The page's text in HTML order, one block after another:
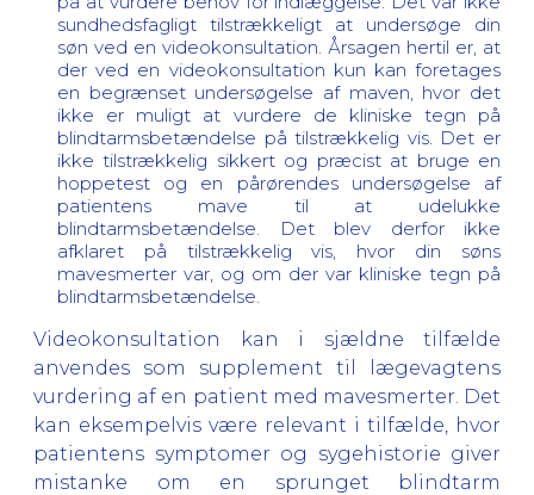
sundhedsfagligt tilstrækkeligt at undersøge din
søn ved en videokonsultation. Årsagen hertil er, at
der ved en videokonsultation kun kan foretages
en begrænset undersøgelse af maven, hvor det
ikke er muligt at vurdere de kliniske tegn på
blindtarmsbetændelse på tilstrækkelig vis. Det er
ikke tilstrækkelig sikkert og præcist at bruge en
hoppetest og en pårørendes undersøgelse af
patientens mave til at udelukke
blindtarmsbetændelse. Det blev derfor ikke
afklaret på tilstrækkelig vis, hvor din søns
mavesmerter var, og om der var kliniske tegn på
blindtarmsbetændelse.
Videokonsultation kan i sjældne tilfælde
anvendes som supplement til lægevagtens
vurdering af en patient med mavesmerter. Det
kan eksempelvis være relevant i tilfælde, hvor
patientens symptomer og sygehistorie giver
mistanke om en sprunget blindtarm